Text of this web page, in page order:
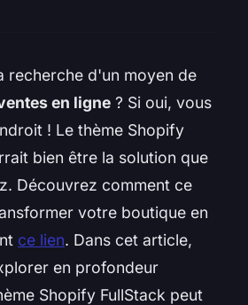
recherche d'un moyen de
en ligne ? Si oui, vous
! Le thème Shopify
bien être la solution que
Découvrez comment ce
votre boutique en
ce lien. Dans cet article,
en profondeur
Shopify FullStack peut